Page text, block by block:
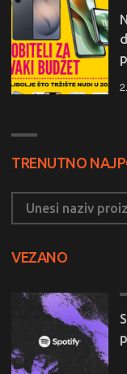
TRENUTNO
VEZANO